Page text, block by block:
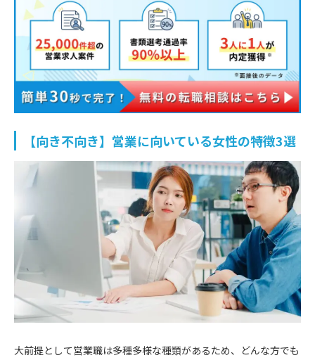
【向き不向き】営業に向いている女性の特徴3選
大前提として営業職は多種多様な種類があるため、どんな方でも